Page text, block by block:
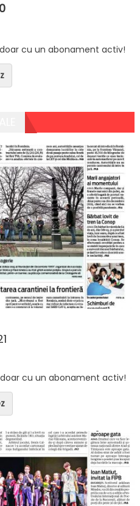
cu un abonament activ!
cu un abonament activ!